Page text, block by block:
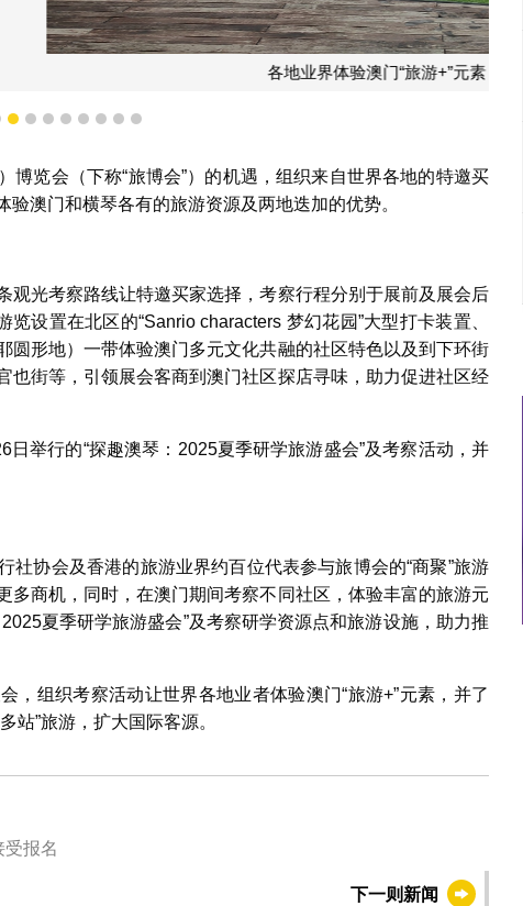
2 3 4 5 6 7 8 9
博览会（下称“旅博会”）的机遇，组织来自世界各地的特邀买
澳门和横琴各有的旅游资源及两地迭加的优势。
观光考察路线让特邀买家选择，考察行程分别于展前及展会后
设置在北区的“Sanrio characters 梦幻花园”大型打卡装置、
圆形地）一带体验澳门多元文化共融的社区特色以及到下环街
也街等，引领展会客商到澳门社区探店寻味，助力促进社区经
举行的“探趣澳琴：2025夏季研学旅游盛会”及考察活动，并
社协会及香港的旅游业界约百位代表参与旅博会的“商聚”旅游
多商机，同时，在澳门期间考察不同社区，体验丰富的旅游元
夏季研学旅游盛会”及考察研学资源点和旅游设施，助力推
，组织考察活动让世界各地业者体验澳门“旅游+”元素，并了
站”旅游，扩大国际客源。
报名
下一则新闻